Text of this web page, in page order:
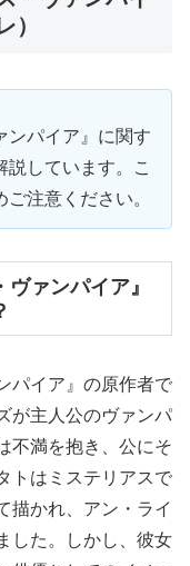
）
ンパイア』に関す
説しています。こ
注意ください。
ァンパイア』
パイア』の原作者で
が主人公のヴァンパ
不満を抱き、公にそ
トはミステリアスで
描かれ、アン・ライ
した。しかし、彼女